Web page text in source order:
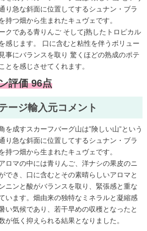
り急な斜面に位置してするシュナン・ブラ
持つ畑から生まれたキュヴェです。
クである青りんご そしてj熟したトロピカル
感じます。 口に含むと粘性を伴うボリュー
事にバランスを取り 驚くほどの熟成のポテ
とを感じさせてくれます。
評価 96点
ージ輸入元コメント
を成すスカーフバーグ山は”険しい山”という
り急な斜面に位置してするシュナン・ブラ
持つ畑から生まれたキュヴェです。
ロマの中には青りんご、洋ナシの果皮のニ
でき、口に含むとその素晴らしいアロマと
ニンと酸がバランスを取り、緊張感と重な
います。畑由来の独特なミネラルと凝縮感
い気候であり、若干早めの収穫となったと
が低く抑えられる結果となりました。